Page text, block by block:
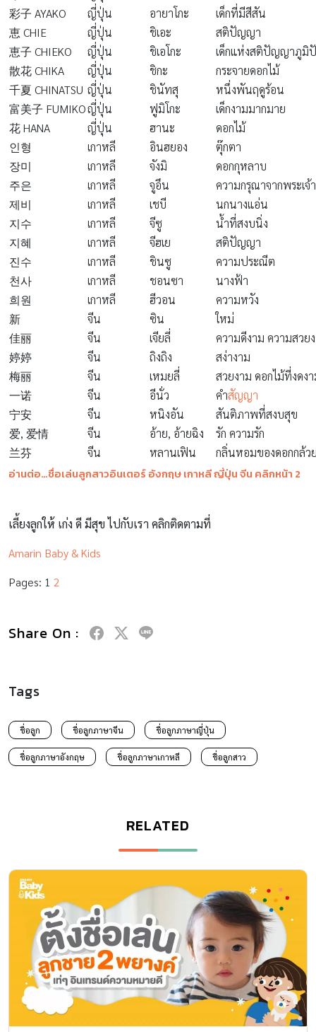
彩子 AYAKO
ญี่ปุ่น อายาโกะ
เด็กที่มีสีสัน
恵 CHIE
ญี่ปุ่น ชิเอะ
สติปัญญา
恵子 CHIEKO
ญี่ปุ่น ชิเอโกะ
เด็กแห่งสติปัญญาภูมิ
散花 CHIKA
ญี่ปุ่น ชิกะ
กระจายดอกไม้
千夏 CHINATSU ญี่ปุ่น ชินัทสุ
หนึ่งพันฤดูร้อน
富美子 FUMIKOญี่ปุ่น ฟูมิโกะ
เด็กงามมากมาย
花 HANA
ญี่ปุ่น ฮานะ
ดอกไม้
인형
เกาหลี อินฮยอง
ตุ๊กตา
장미
เกาหลี จังมิ
ดอกกุหลาบ
주은
เกาหลี จูอึน
ความกรุณาจากพระเจ้า
제비
เกาหลี เชบี
นกนางแอ่น
지수
เกาหลี จีซู
น้ำที่สงบนิ่ง
지혜
เกาหลี จีฮเย
สติปัญญา
진수
เกาหลี ชินซู
ความประณีต
천사
เกาหลี ชอนซา
นางฟ้า
희원
เกาหลี ฮีวอน
ความหวัง
新
จีน ซิน
ใหม่
佳丽
จีน เจียลี่
ความดีงาม ความสวย
婷婷
จีน ถิงถิง
สง่างาม
梅丽
จีน เหมยลี่
สวยงาม ดอกไม้ที่งดง
一诺
จีน อีนั่ว คำสัญญา
宁安
จีน หนิงอัน
สันติภาพที่สงบสุข
爱, 爱情
จีน อ้าย, อ้ายฉิง
รัก ความรัก
兰芬
จีน หลานเฟิน กลิ่นหอมของดอกกล้ว
อ่านต่อ…ชื่อเล่นลูกสาวอินเตอร์ อังกฤษ เกาหลี ญี่ปุ่น จีน คลิกหน้า 2
เลี้ยงลูกให้ เก่ง ดี มีสุข ไปกับเรา คลิกติดตามที่
Amarin Baby & Kids
Pages: 1 2
Share On :
Tags
ชื่อลูก ชื่อลูกภาษาจีน ชื่อลูกภาษาญี่ปุ่น
ชื่อลูกภาษาอังกฤษ ชื่อลูกภาษาเกาหลี ชื่อลูกสาว
RELATED